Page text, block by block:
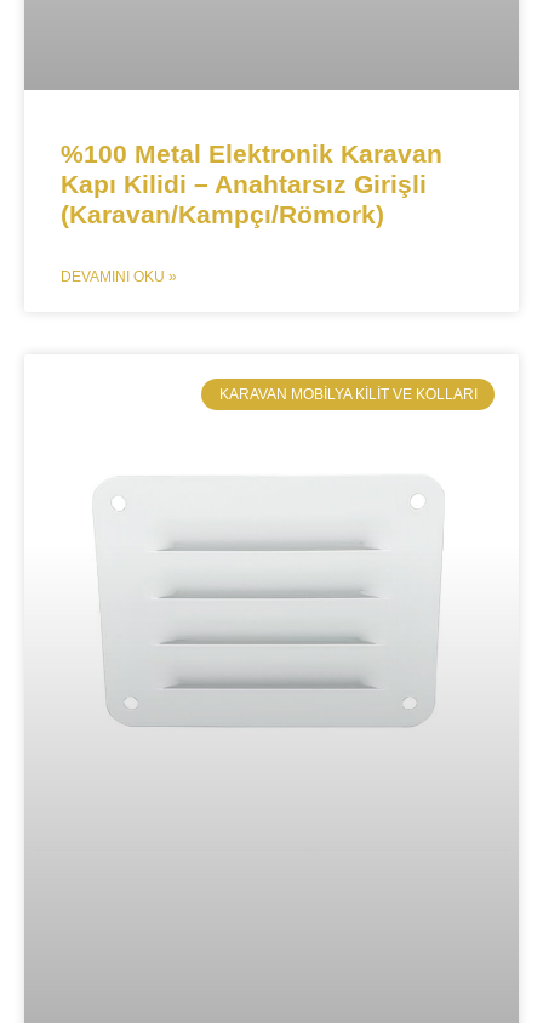
%100 Metal Elektronik Karavan
Kapı Kilidi – Anahtarsız Girişli
(Karavan/Kampçı/Römork)
DEVAMINI OKU »
​KARAVAN MOBILYA KILIT VE KOLLARI